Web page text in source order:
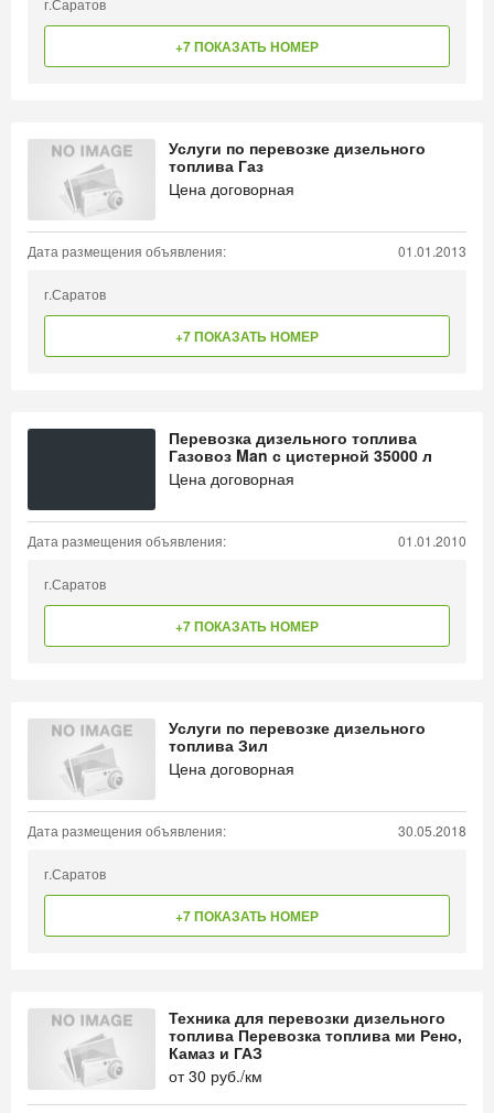
г.Саратов
+7 ПОКАЗАТЬ НОМЕР
Услуги по перевозке дизельного
топлива Газ
Цена договорная
Дата размещения объявления: 01.01.2013
г.Саратов
+7 ПОКАЗАТЬ НОМЕР
Перевозка дизельного топлива
Газовоз Man с цистерной 35000 л
Цена договорная
Дата размещения объявления: 01.01.2010
г.Саратов
+7 ПОКАЗАТЬ НОМЕР
Услуги по перевозке дизельного
топлива Зил
Цена договорная
Дата размещения объявления: 30.05.2018
г.Саратов
+7 ПОКАЗАТЬ НОМЕР
Техника для перевозки дизельного
топлива Перевозка топлива ми Рено,
Камаз и ГАЗ
от30 руб./км